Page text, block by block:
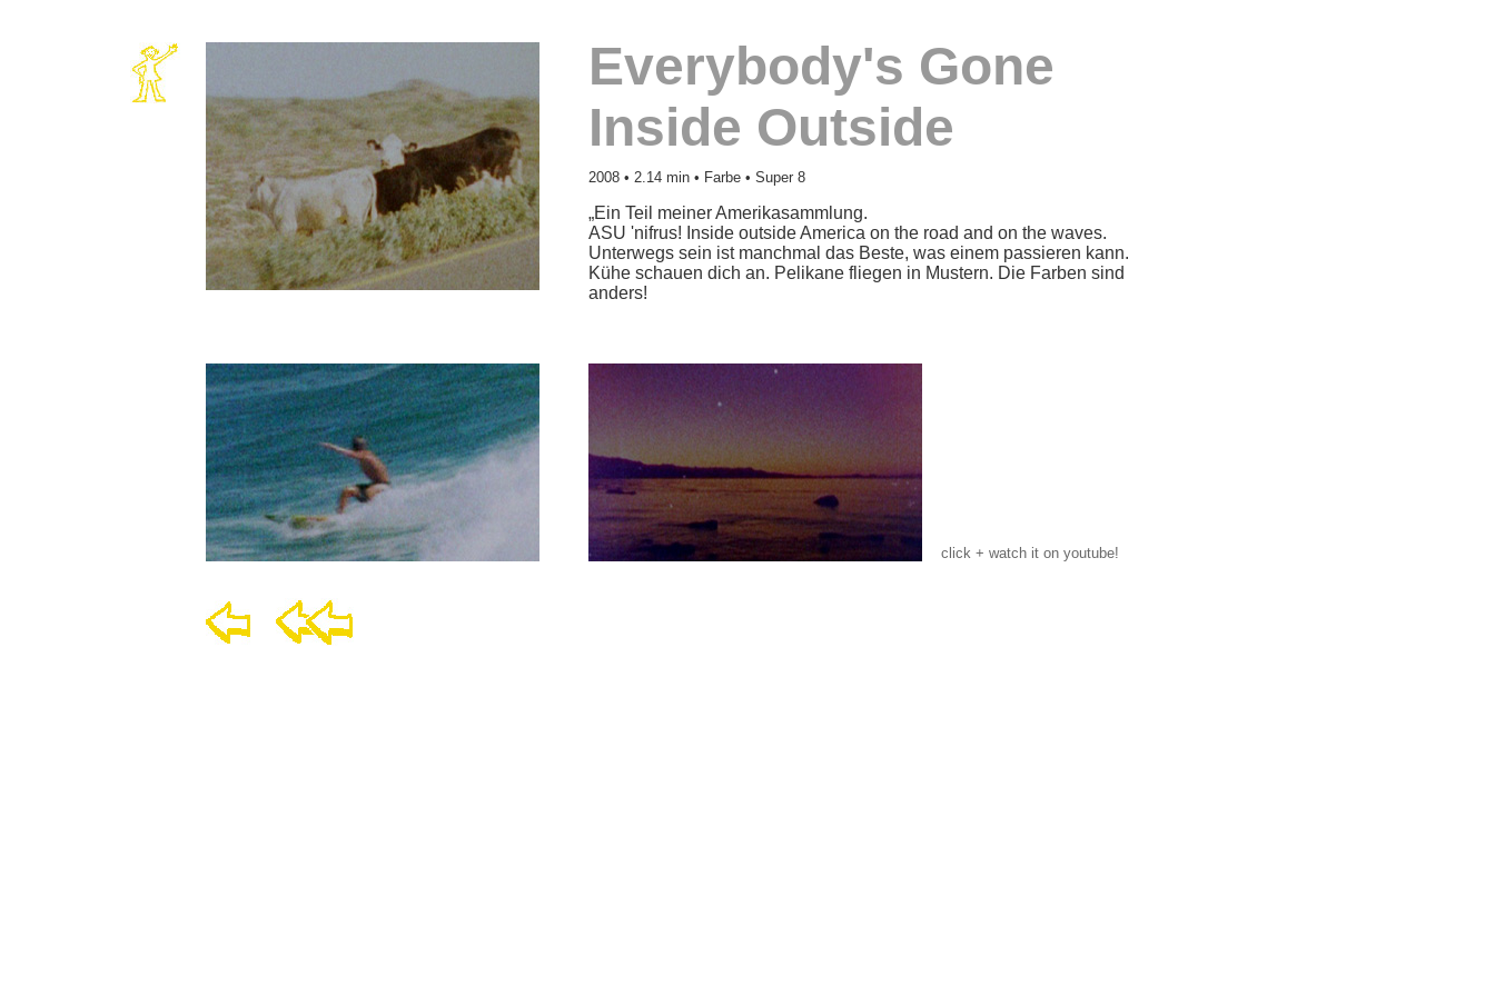
Everybody's Gone
Inside Outside
2008 • 2.14 min • Farbe • Super 8
„Ein Teil meiner Amerikasammlung.
ASU 'nifrus! Inside outside America on the road and on the waves.
Unterwegs sein ist manchmal das Beste, was einem passieren kann.
Kühe schauen dich an. Pelikane fliegen in Mustern. Die Farben sind
anders!
click + watch it on youtube!